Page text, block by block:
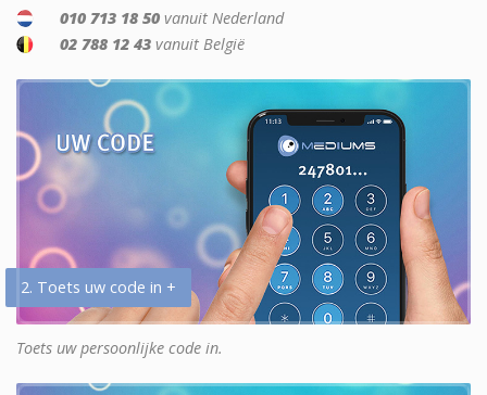
010 713 18 50 vanuit Nederland
02 788 12 43 vanuit België
2. Toets uw code in +
Toets uw persoonlijke code in.